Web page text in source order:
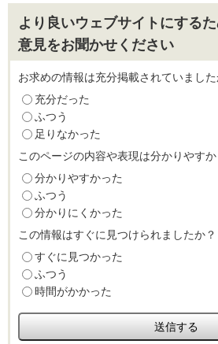
より良いウェブサイトにする
意見をお聞かせください
お求めの情報は充分掲載されていました
充分だった
ふつう
足りなかった
このページの内容や表現は分かりやす
分かりやすかった
ふつう
分かりにくかった
この情報はすぐに見つけられましたか？
すぐに見つかった
ふつう
時間がかかった